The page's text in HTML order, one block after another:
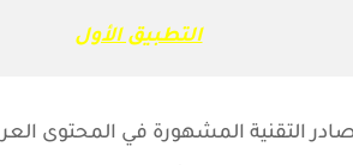
التطبيق الأول
التقنية المشهورة في المحتوى